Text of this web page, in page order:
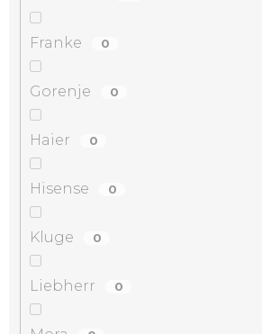
Franke 0
Gorenje 0
Haier 0
Hisense 0
Kluge 0
Liebherr 0